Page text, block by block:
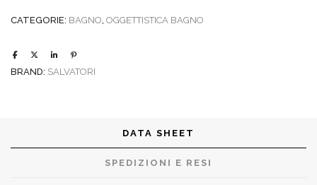
CATEGORIE: BAGNO, OGGETTISTICA BAGNO
BRAND: SALVATORI
DATA SHEET
SPEDIZIONI E RESI